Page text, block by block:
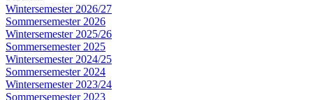
Wintersemester 2026/27
Sommersemester 2026
Wintersemester 2025/26
Sommersemester 2025
Wintersemester 2024/25
Sommersemester 2024
Wintersemester 2023/24
Sommersemester 2023